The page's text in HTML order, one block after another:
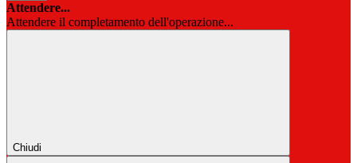
Attendere...
Attendere il completamento dell'operazione...
Chiudi